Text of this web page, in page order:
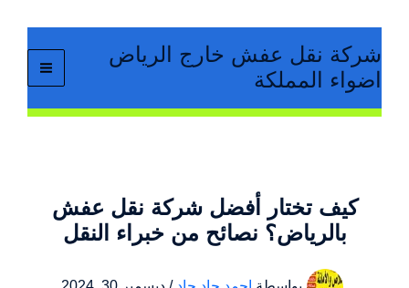
المحتوىشركة نقل عفش خارج الرياض
اضواء المملكة
كيف تختار أفضل شركة نقل عفش
بالرياض؟ نصائح من خبراء النقل